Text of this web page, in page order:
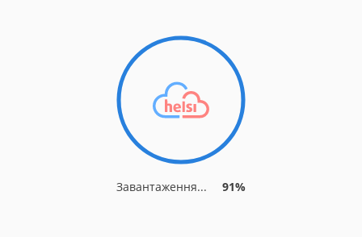
Завантаження... 91%